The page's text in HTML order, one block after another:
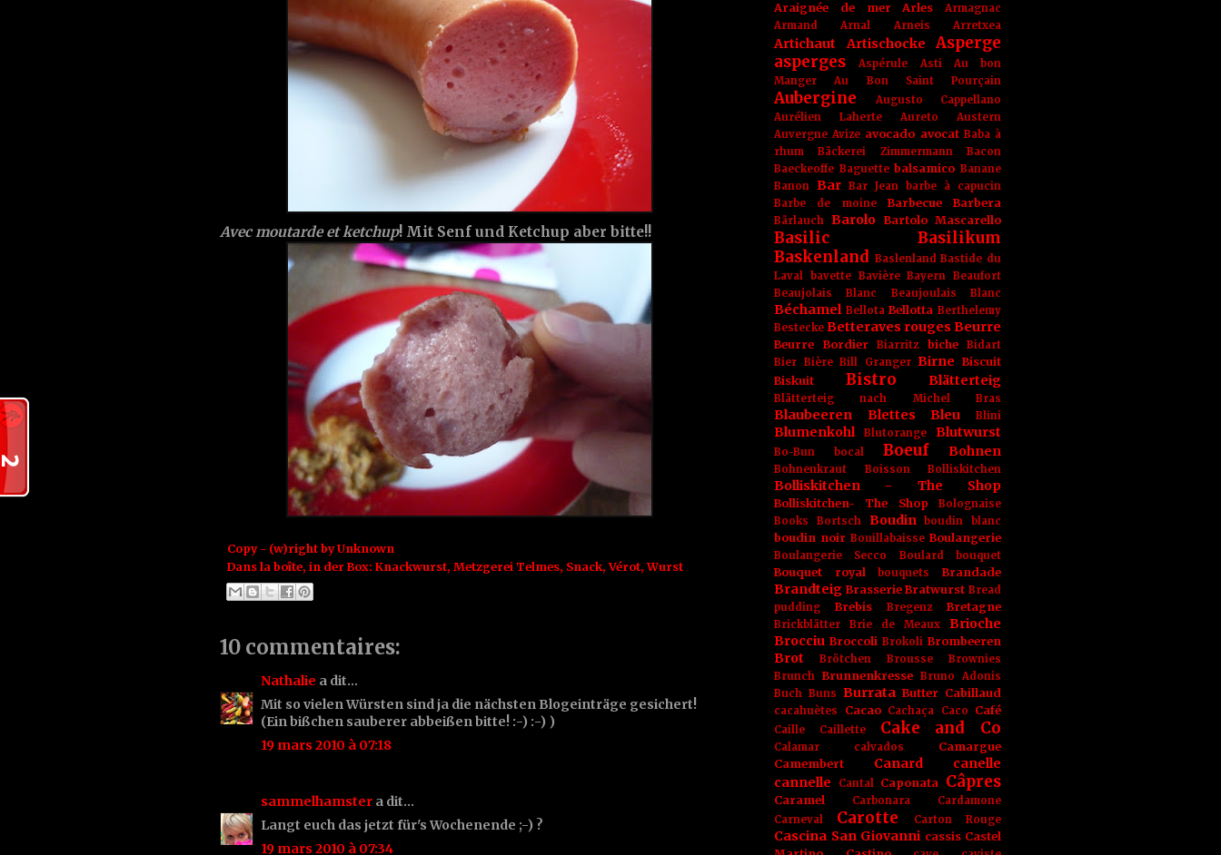
Avec moutarde et ketchup! Mit Senf und Ketchup aber bitte!!
Copy - (w)right byUnknown
Dans la boîte, in der Box: Knackwurst, Metzgerei Telmes, Snack,Vérot,Wurst
10 commentaires:
Nathalie a dit…
Mit so vielen Würsten sind ja die nächsten Blogeinträge gesichert!
(Ein bißchen sauberer abbeißen bitte! :-) :-) )
19 mars 2010 à 07:18
sammelhamster a dit…
Langt euch das jetzt für's Wochenende ;-) ?
19 mars 2010 à 07:34
Araignée de mer Arles
Armagnac
Armand Arnal
Arneis Arretxea
Artichaut Artischocke
Asperge
asperges
Aspérule Asti
Au bon
Manger
Au Bon Saint Pourçain
Aubergine
Augusto Cappellano
Aurélien Laherte
Aureto
Austern
Auvergne Avize avocado avocat Baba à
rhum
Bäckerei Zimmermann
Bacon
Baeckeoffe Baguette balsamico Banane
Banon Bar Bar Jean
barbe à capucin
Barbe de moine
Barbecue Barbera
Bärlauch Barolo Bartolo Mascarello
Basilic
Basilikum
Baskenland Baslenland Bastide du
Laval
bavette Bavière Bayern Beaufort
Beaujolais Blanc
Beaujoulais Blanc
Béchamel Bellota Bellotta Berthelemy
Bestecke Betteraves rouges Beurre
Beurre Bordier Biarritz biche
Bidart
Bier Bière Bill Granger Birne
Biscuit
Biskuit
Bistro Blätterteig
Blätterteig nach Michel Bras
Blaubeeren Blettes Bleu Blini
Blumenkohl Blutorange Blutwurst
Bo-Bun bocal Boeuf Bohnen
Bohnenkraut Boisson Bolliskitchen
Bolliskitchen - The Shop
Bolliskitchen- The Shop
Bolognaise
Books
Bortsch Boudin boudin blanc
boudin noir Bouillabaisse Boulangerie
Boulangerie Secco Boulard bouquet
Bouquet royal bouquets Brandade
Brandteig Brasserie Bratwurst Bread
pudding
Brebis Bregenz Bretagne
Brickblätter Brie de Meaux
Brioche
Brocciu Broccoli Brokoli Brombeeren
Brot Brötchen Brousse
Brownies
Brunch Brunnenkresse Bruno Adonis
Buch Buns Burrata Butter Cabillaud
cacahuètes Cacao Cachaça Caco Café
Caille Caillette Cake and Co
Calamar calvados
Camargue
Camembert
Canard
canelle
cannelle
Cantal Caponata Câpres
Caramel Carbonara
Cardamone
Carneval
Carotte Carton Rouge
Cascina San Giovanni cassis Castel